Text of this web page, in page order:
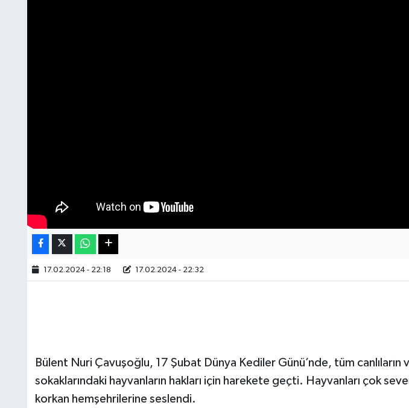
17.02.2024 - 22:18 17.02.2024 - 22:32
Bülent Nuri Çavuşoğlu, 17 Şubat Dünya Kediler Günü’nde, tüm canlıların
sokaklarındaki hayvanların hakları için harekete geçti. Hayvanları çok
korkan hemşehrilerine seslendi.